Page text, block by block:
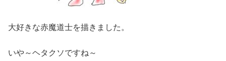
大好きな赤魔道士を描きました。
いや～ヘタクソですね～